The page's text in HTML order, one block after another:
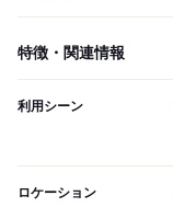
特徴・関連情報
利用シーン
ロケーション